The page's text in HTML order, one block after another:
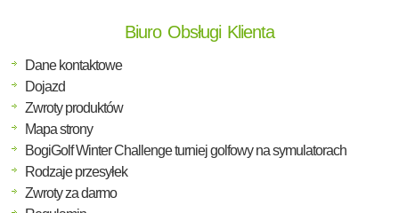
Biuro Obsługi Klienta
Dane kontaktowe
Dojazd
Zwroty produktów
Mapa strony
BogiGolf Winter Challenge turniej golfowy na symulatorach
Rodzaje przesyłek
Zwroty za darmo